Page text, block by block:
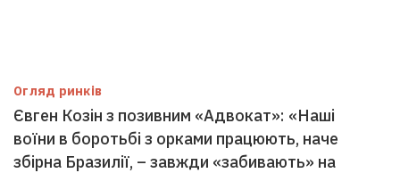
Огляд ринків
Євген Козін з позивним «Адвокат»: «Наші
воїни в боротьбі з орками працюють, наче
збірна Бразилії, – завжди «забивають» на